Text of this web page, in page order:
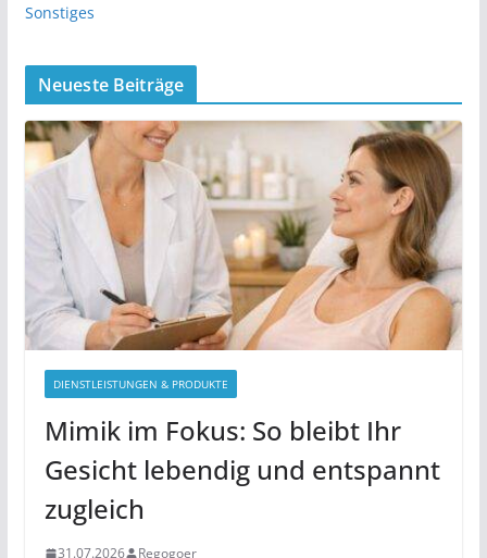
Sonstiges
Neueste Beiträge
DIENSTLEISTUNGEN & PRODUKTE
Mimik im Fokus: So bleibt Ihr
Gesicht lebendig und entspannt
zugleich
31.07.2026 Regogoer